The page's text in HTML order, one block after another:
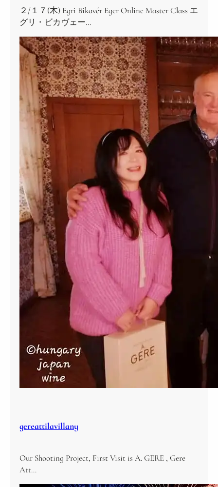
２/１７(木) Egri Bikavér Eger Online Master Class エ
グリ・ビカヴェー…
gereattilavillany
Our Shooting Project, First Visit is A. GERE , Gere
Att…